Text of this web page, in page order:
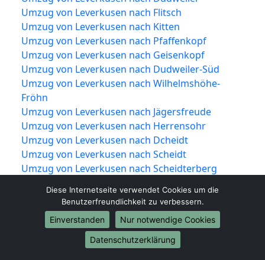
Umzug von Leverkusen nach Flitsch
Umzug von Leverkusen nach Kitten
Umzug von Leverkusen nach Pfaffenkopf
Umzug von Leverkusen nach Geisenkopf
Umzug von Leverkusen nach Dudweiler-Süd
Umzug von Leverkusen nach Wilhelmshöhe-
Fröhn
Umzug von Leverkusen nach Jägersfreude
Umzug von Leverkusen nach Herrensohr
Umzug von Leverkusen nach Dcheidt
Umzug von Leverkusen nach Scheidt
Umzug von Leverkusen nach Scheidterberg
Umzug von Leverkusen nach Schafbrücke
Umzug von Leverkusen nach Bischmisheim
Umzug von Leverkusen nach Ensheim
Umzug von Leverkusen nach Brebach
Diese Internetseite verwendet Cookies um die
Benutzerfreundlichkeit zu verbessern.
Einverstanden
Nur notwendige Cookies
Datenschutzerklärung